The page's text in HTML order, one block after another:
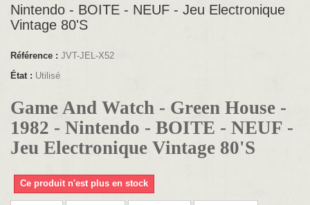
Nintendo - BOITE - NEUF - Jeu Electronique
Vintage 80'S
Référence : JVT-JEL-X52
État : Utilisé
Game And Watch - Green House -
1982 - Nintendo - BOITE - NEUF -
Jeu Electronique Vintage 80'S
Ce produit n'est plus en stock